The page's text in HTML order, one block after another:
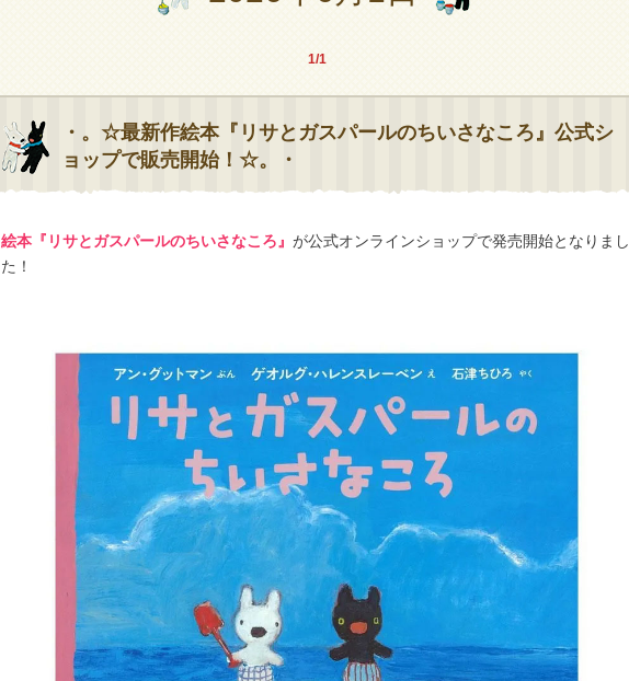
1/1
・。☆最新作絵本『リサとガスパールのちいさなころ』公式シ
ョップで販売開始！☆。・
絵本『リサとガスパールのちいさなころ』 が公式オンラインショップで発売開始となりまし
た！